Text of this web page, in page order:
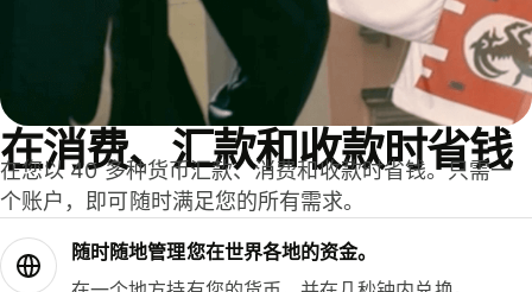
在消费、汇款和收款时省钱
在您以 40 多种货币汇款、消费和收款时省钱。只需一
个账户，即可随时满足您的所有需求。
随时随地管理您在世界各地的资金。